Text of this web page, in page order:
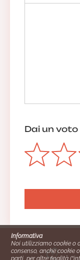
Dai un
Informativa
Noi utilizziamo cookie o
consenso, anche cookie
parti, per altre finalità